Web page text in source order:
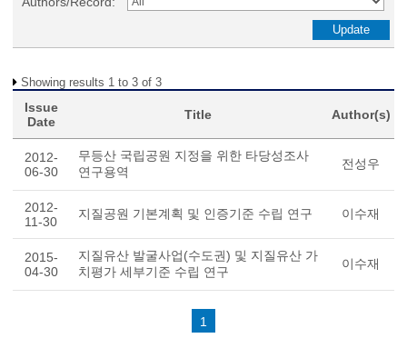
Showing results 1 to 3 of 3
Issue
Date
Title Author(s)
2012-
06-30
무등산 국립공원 지정을 위한 타당성조사
연구용역
전성우
2012-
11-30
지질공원 기본계획 및 인증기준 수립 연구 이수재
2015-
04-30
지질유산 발굴사업(수도권) 및 지질유산 가
치평가 세부기준 수립 연구
이수재
1